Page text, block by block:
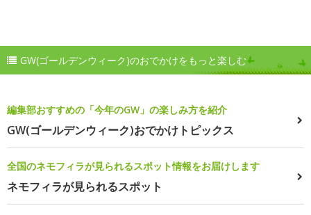
GW(ゴールデンウィーク)のおでかけをもっと楽しむ
編集部おすすめの「今年のGW」の楽しみ方を紹介
GW(ゴールデンウィーク)おでかけトピックス
全国のネモフィラが見られるスポット情報をお届けします
ネモフィラが見られるスポット